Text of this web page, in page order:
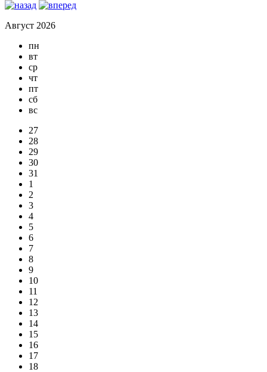
Август 2026
пн
вт
ср
чт
пт
сб
вс
27
28
29
30
31
1
2
3
4
5
6
7
8
9
10
11
12
13
14
15
16
17
18